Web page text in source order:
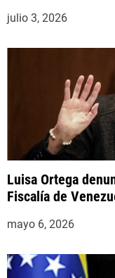
julio 3, 2026
Luisa Ortega
Fiscalía de
mayo 6, 2026